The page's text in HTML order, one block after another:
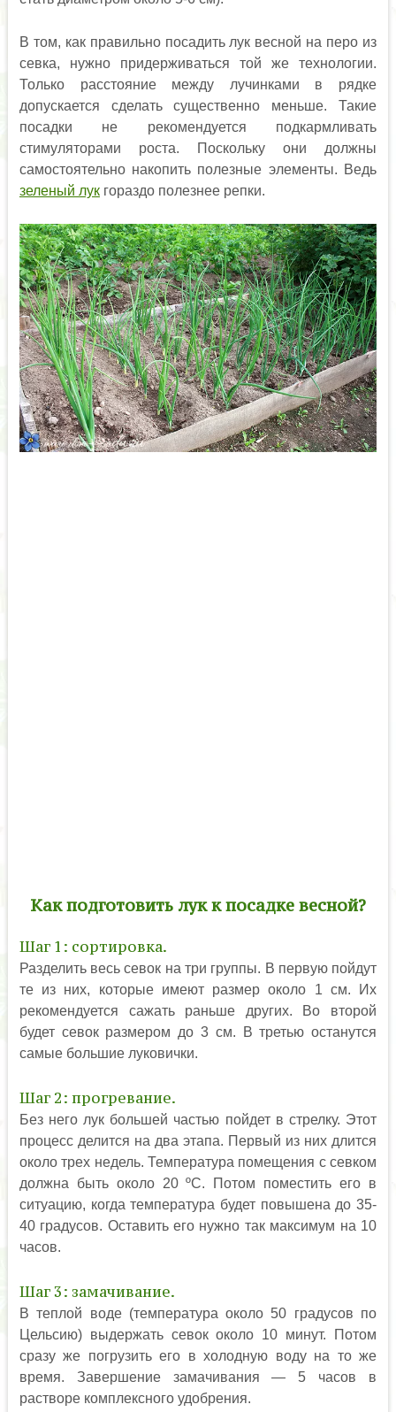
В том, как правильно посадить лук весной на перо из
севка, нужно придерживаться той же технологии.
Только расстояние между лучинками в рядке
допускается сделать существенно меньше. Такие
посадки не рекомендуется подкармливать
стимуляторами роста. Поскольку они должны
самостоятельно накопить полезные элементы. Ведь
зеленый лукгораздо полезнее репки.
Как подготовить лук к посадке весной?
Шаг 1: сортировка.
Разделить весь севок на три группы. В первую пойдут
те из них, которые имеют размер около 1 см. Их
рекомендуется сажать раньше других. Во второй
будет севок размером до 3 см. В третью останутся
самые большие луковички.
Шаг 2: прогревание.
Без него лук большей частью пойдет в стрелку. Этот
процесс делится на два этапа. Первый из них длится
около трех недель. Температура помещения с севком
должна быть около 20 ºС. Потом поместить его в
ситуацию, когда температура будет повышена до 35-
40 градусов. Оставить его нужно так максимум на 10
часов.
Шаг 3: замачивание.
В теплой воде (температура около 50 градусов по
Цельсию) выдержать севок около 10 минут. Потом
сразу же погрузить его в холодную воду на то же
время. Завершение замачивания — 5 часов в
растворе комплексного удобрения.